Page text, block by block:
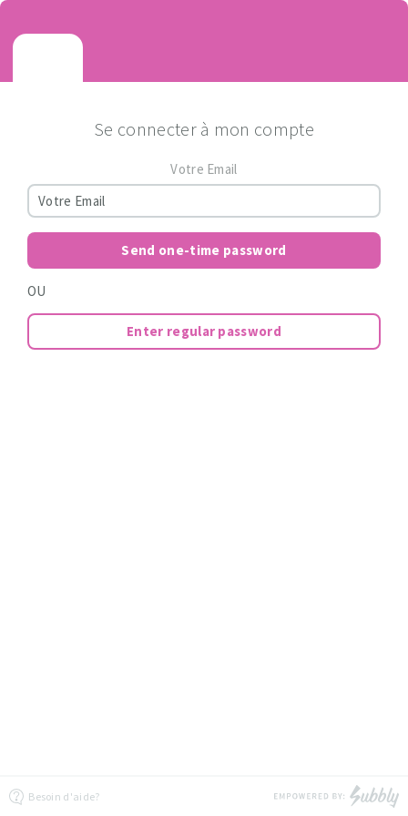
Se connecter à mon compte
Votre Email
Send one-time password
OU
Enter regular password
Besoin d'aide?